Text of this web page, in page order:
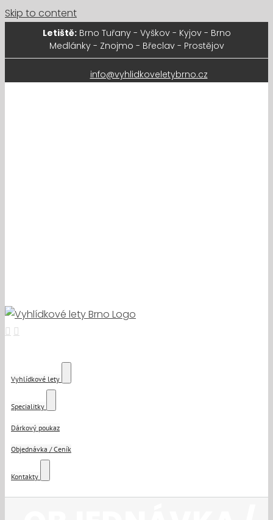
Skip to content
Letiště:Brno Tuřany - Vyškov - Kyjov - Brno
Medlánky - Znojmo - Břeclav - Prostějov
info@vyhlidkoveletybrno.cz
Vyhlídkové lety
Specialitky
Dárkový poukaz
Objednávka / Ceník
Kontakty